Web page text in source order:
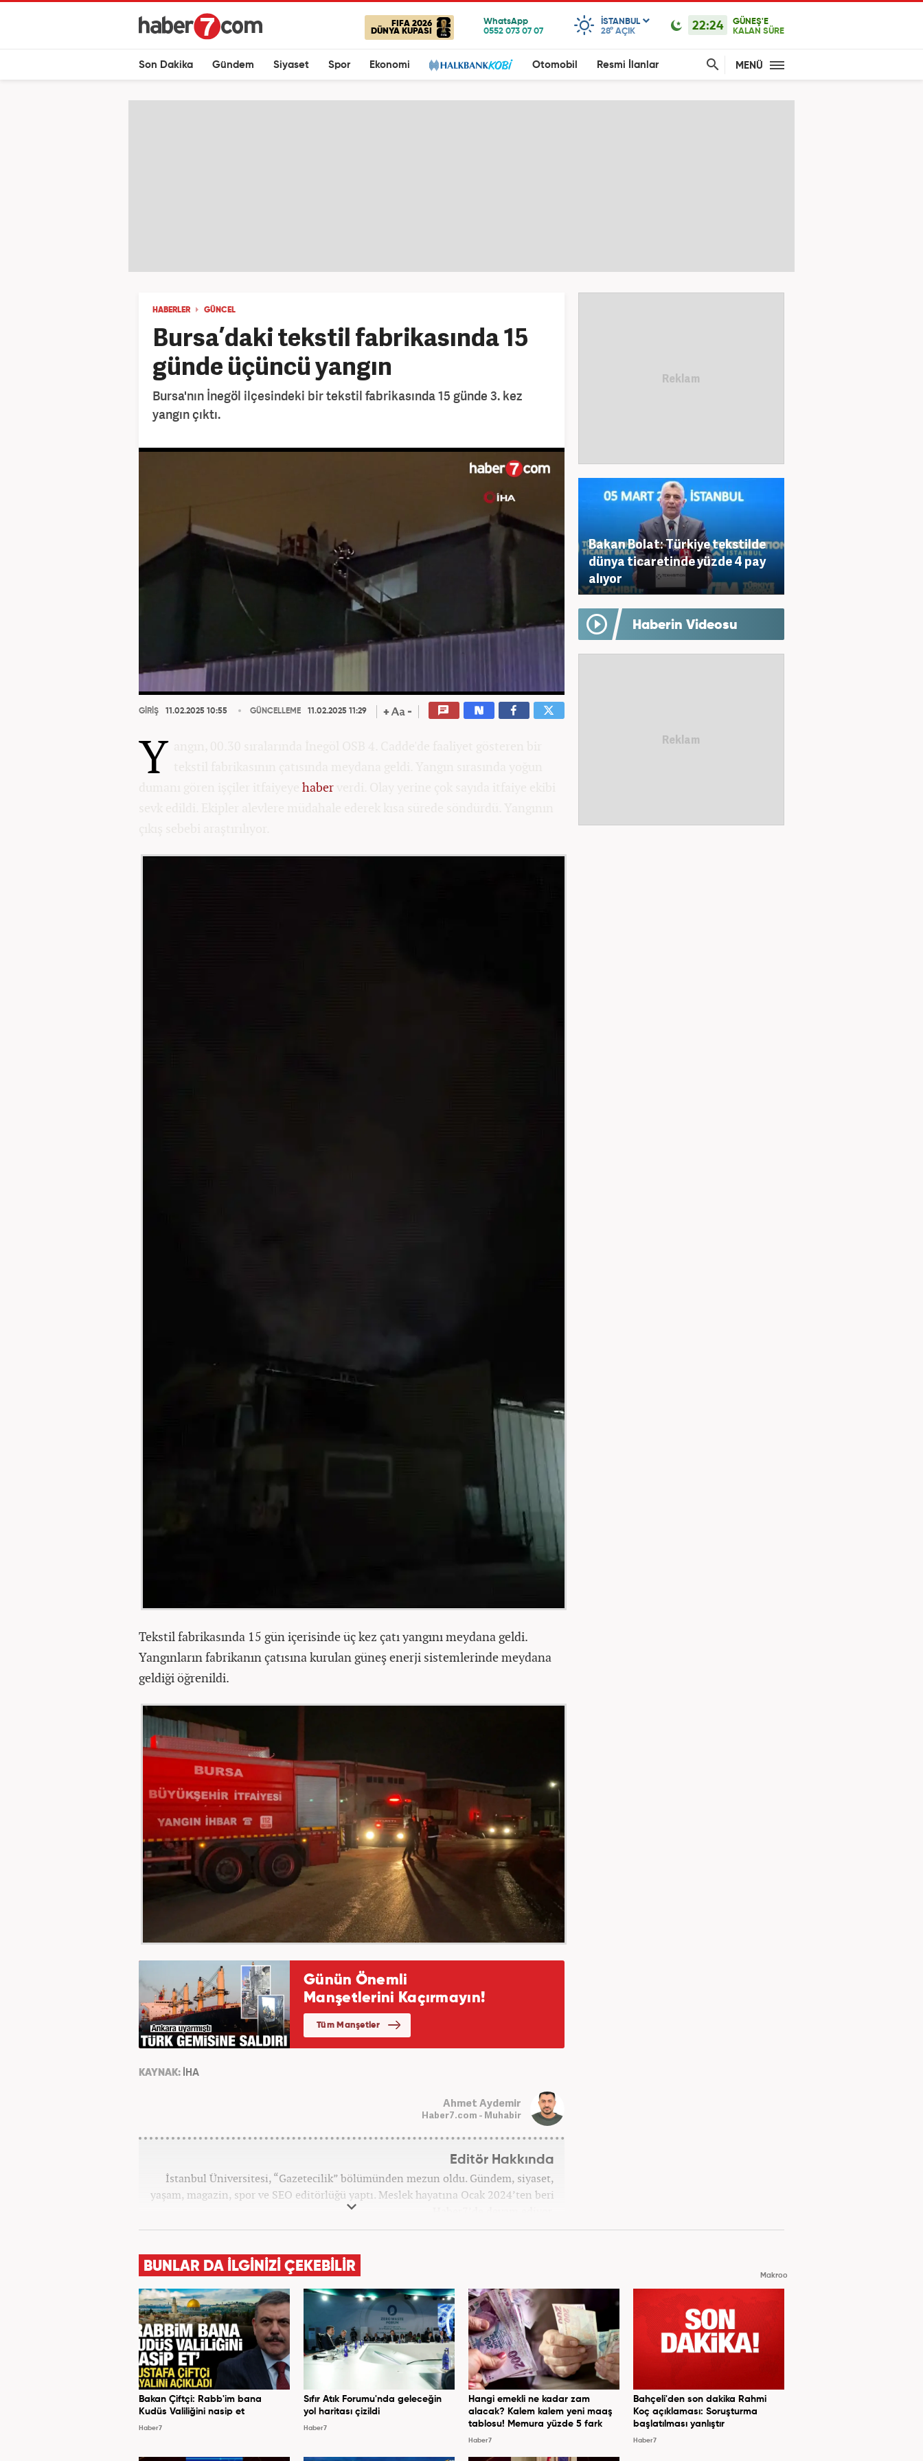
FIFA 2026
DÜNYA KUPASI
ISTANBUL
28° AÇIK 22:24
GÜNEŞ'E
KALAN SÜRE
Son Dakika Gündem Siyaset Spor Ekonomi Otomobil Resmi İlanlar MENÜ
HABERLER GÜNCEL
Bursa’daki tekstil fabrikasında 15
günde üçüncü yangın
Bursa'nın İnegöl ilçesindeki bir tekstil fabrikasında 15 günde 3. kez
yangın çıktı.
GİRİŞ 11.02.2025 10:55 GÜNCELLEME 11.02.2025 11:29
Y
haber
Tekstil fabrikasında 15 gün içerisinde üç kez çatı yangını meydana geldi.
Yangınların fabrikanın çatısına kurulan güneş enerji sistemlerinde meydana
geldiği öğrenildi.
KAYNAK: İHA
Ahmet Aydemir
Haber7.com - Muhabir
Editör Hakkında
İstanbul Üniversitesi, “Gazetecilik” bölümünden mezun oldu. Gündem, siyaset,
yaşam, magazin, spor ve SEO editörlüğü yaptı. Meslek hayatına Ocak 2024’ten beri
Bakan Bolat: Türkiye tekstilde
dünya ticaretinde yüzde 4 pay
alıyor
Haberin Videosu
BUNLAR DA İLGİNİZİ ÇEKEBİLİR
Makroo
Bakan Çiftçi: Rabb'im bana
Kudüs Valiliğini nasip et
Haber7
Sıfır Atık Forumu'nda geleceğin
yol haritası çizildi
Haber7
Hangi emekli ne kadar zam
alacak? Kalem kalem yeni maaş
tablosu! Memura yüzde 5 fark
Haber7
Bahçeli'den son dakika Rahmi
Koç açıklaması: Soruşturma
başlatılması yanlıştır
Haber7